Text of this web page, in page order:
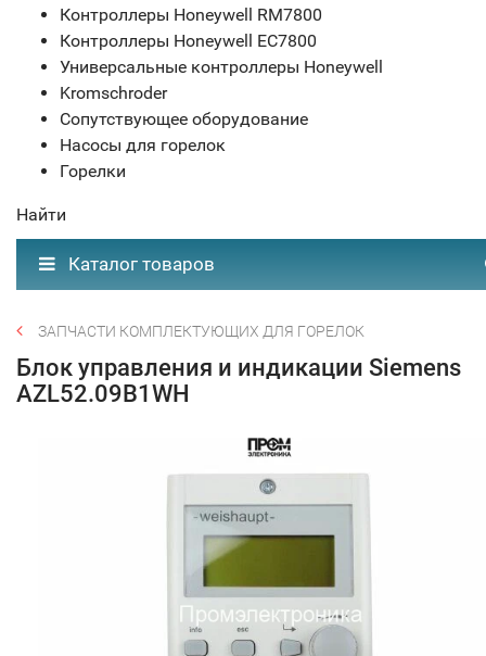
Контроллеры Honeywell RM7800
Контроллеры Honeywell EC7800
Универсальные контроллеры Honeywell
Kromschroder
Сопутствующее оборудование
Насосы для горелок
Горелки
Найти
Каталог товаров
ЗАПЧАСТИ КОМПЛЕКТУЮЩИХ ДЛЯ ГОРЕЛОК
Блок управления и индикации Siemens
AZL52.09B1WH